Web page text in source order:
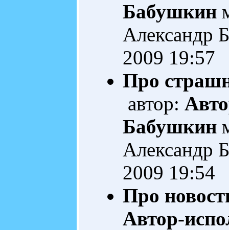
Бабушкин
Александр
2009 19:57
Про
автор:
Бабушкин
Александр
2009 19:54
Про
Автор-